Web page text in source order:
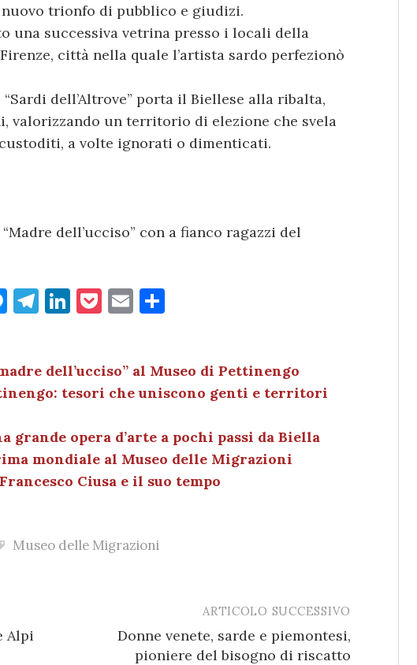
nuovo trionfo di pubblico e giudizi.
una successiva vetrina presso i locali della
città nella quale l’artista sardo perfezionò
dell’Altrove” porta il Biellese alla ribalta,
valorizzando un territorio di elezione che svela
a volte ignorati o dimenticati.
dell’ucciso” con a fianco ragazzi del
M
n
g
er
T
gr
a
m
Li
e
dI
n
P
k
et
E
l di
vi
di
dell’ucciso” al Museo di Pettinengo
tesori che uniscono genti e territori
grande opera d’arte a pochi passi da Biella
mondiale al Museo delle Migrazioni
Ciusa e il suo tempo
Museo delle Migrazioni
Alpi
ARTICOLO SUCCESSIVO
Donne venete, sarde e piemontesi,
pioniere del bisogno di riscatto